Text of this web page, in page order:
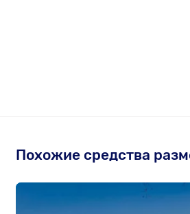
Похожие средства